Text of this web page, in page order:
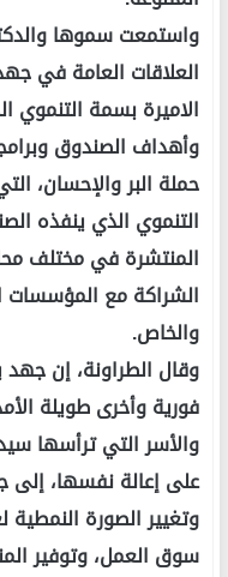
واستمعت سموها
العلاقات العامة في
الاميرة بسمة التنموي
وأهداف الصندوق
حملة البر والإحسان،
المنتشرة في مختلف
الشراكة مع المؤسسات
والخاص.
وقال الطراونة، إن
فورية وأخرى طويلة
والأسر التي ترأسها
على إعالة نفسها، إلى
وتغيير الصورة
سوق العمل، وتوفير